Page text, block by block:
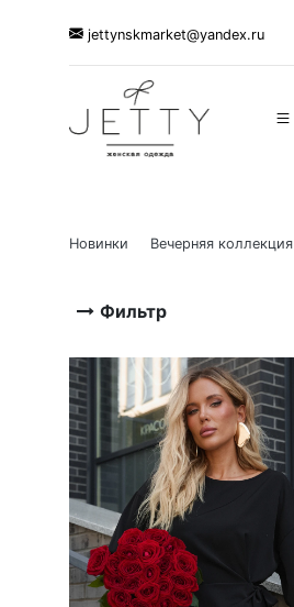
jettynskmarket@yandex.ru
Новинки Вечерняя коллекция
Фильтр